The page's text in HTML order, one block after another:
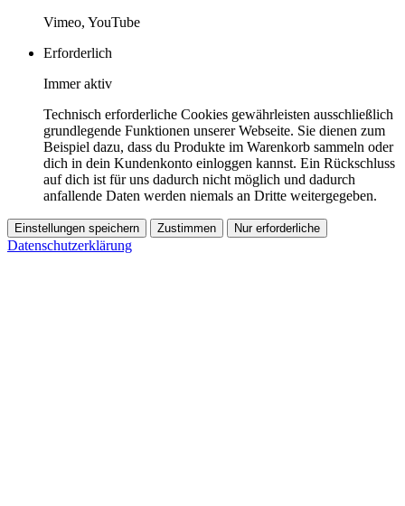
Vimeo, YouTube
Erforderlich
Immer aktiv
Technisch erforderliche Cookies gewährleisten ausschließlich
grundlegende Funktionen unserer Webseite. Sie dienen zum
Beispiel dazu, dass du Produkte im Warenkorb sammeln oder
dich in dein Kundenkonto einloggen kannst. Ein Rückschluss
auf dich ist für uns dadurch nicht möglich und dadurch
anfallende Daten werden niemals an Dritte weitergegeben.
Einstellungen speichern Zustimmen Nur erforderliche
Datenschutzerklärung